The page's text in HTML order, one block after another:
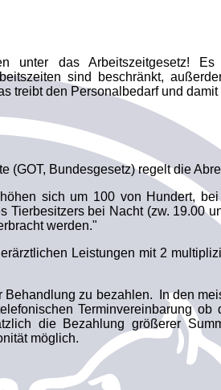
unter das Arbeitszeitgesetz!
sind beschränkt,
treibt den Personalbedarf und
(GOT, Bundesgesetz) regelt die
sich um 100 von Hundert,
Tierbesitzers bei Nacht (zw. 19.00
werden."
Leistungen mit 2
Behandlung zu bezahlen. In den
Terminvereinbarung ob
die Bezahlung größerer
möglich.